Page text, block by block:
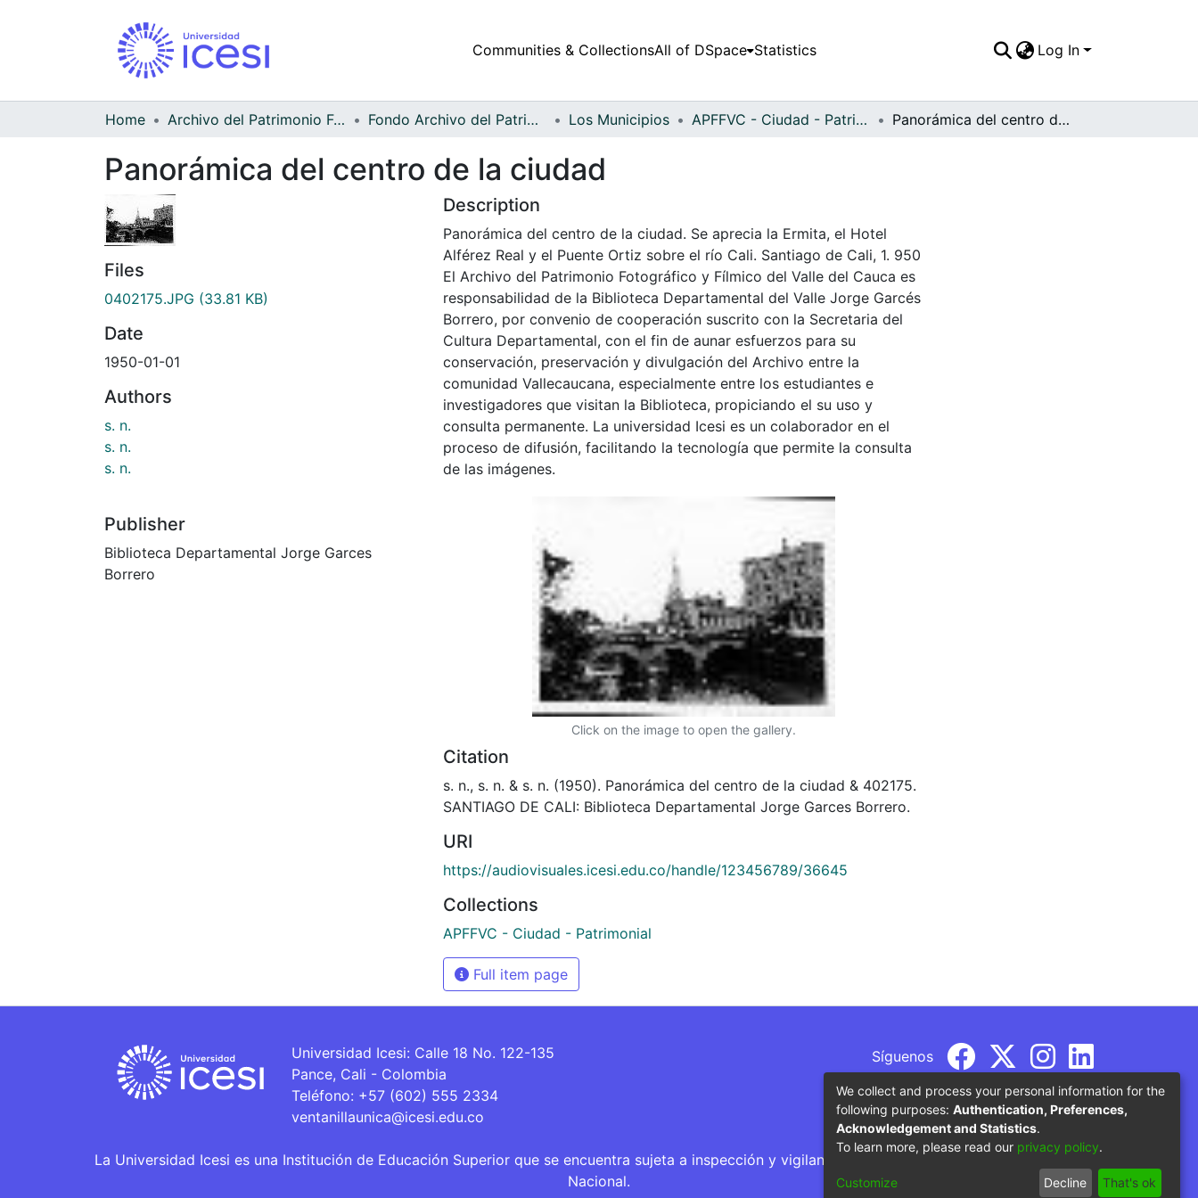
Communities & CollectionsAll of DSpace Statistics Log In
Home Archivo del Patrimonio Fotográfico y Fílmico del Valle del Cauca Fondo Archivo del Patrimonio Fotográfico y Fílmico del Valle del Cauca Los Municipios APFFVC - Ciudad - Patrimonial Panorámica del centro de la ciudad
Panorámica del centro de la ciudad
Files
0402175.JPG (33.81 KB)
Date
1950-01-01
Authors
s. n.
s. n.
s. n.
Publisher
Biblioteca Departamental Jorge Garces
Borrero
Description
Panorámica del centro de la ciudad. Se aprecia la Ermita, el Hotel
Alférez Real y el Puente Ortiz sobre el río Cali. Santiago de Cali, 1. 950
El Archivo del Patrimonio Fotográfico y Fílmico del Valle del Cauca es
responsabilidad de la Biblioteca Departamental del Valle Jorge Garcés
Borrero, por convenio de cooperación suscrito con la Secretaria del
Cultura Departamental, con el fin de aunar esfuerzos para su
conservación, preservación y divulgación del Archivo entre la
comunidad Vallecaucana, especialmente entre los estudiantes e
investigadores que visitan la Biblioteca, propiciando el su uso y
consulta permanente. La universidad Icesi es un colaborador en el
proceso de difusión, facilitando la tecnología que permite la consulta
de las imágenes.
Click on the image to open the gallery.
Citation
s. n., s. n. & s. n. (1950). Panorámica del centro de la ciudad & 402175.
SANTIAGO DE CALI: Biblioteca Departamental Jorge Garces Borrero.
URI
https://audiovisuales.icesi.edu.co/handle/123456789/36645
Collections
APFFVC - Ciudad - Patrimonial
Full item page
Universidad Icesi: Calle 18 No. 122-135
Pance, Cali - Colombia
Teléfono: +57 (602) 555 2334
ventanillaunica@icesi.edu.co
Síguenos
La Universidad Icesi es una Institución de Educación Superior que se encuentra sujeta a inspección y vigilancia por parte del Ministerio de Educación
Nacional.
We collect and process your personal information for the
following purposes: Authentication, Preferences,
Acknowledgement and Statistics.
To learn more, please read our privacy policy.
Customize Decline That's ok